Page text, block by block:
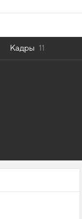
Кадры 11